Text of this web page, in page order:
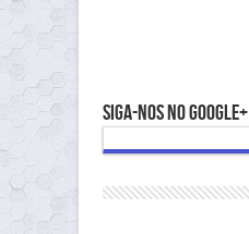
Siga-nos no Google+